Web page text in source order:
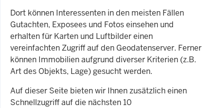
Dort können Interessenten in den meisten Fällen
Gutachten, Exposees und Fotos einsehen und
erhalten für Karten und Luftbilder einen
vereinfachten Zugriff auf den Geodatenserver. Ferner
können Immobilien aufgrund diverser Kriterien (z.B.
Art des Objekts, Lage) gesucht werden.
Auf dieser Seite bieten wir Ihnen zusätzlich einen
Schnellzugriff auf die nächsten 10